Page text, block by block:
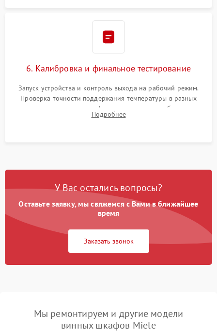
6. Калибровка и финальное тестирование
Запуск устройства и контроль выхода на рабочий режим.
Проверка точности поддержания температуры в разных
климатических зонах шкафа, оценка уровня стабильности
влажности и полного отсутствия вибраций корпуса.
Подробнее
У Вас остались вопросы?
Оставьте заявку, мы свяжемся с Вами в ближайшее
время
Заказать звонок
Мы ремонтируем и другие модели
винных шкафов Miele